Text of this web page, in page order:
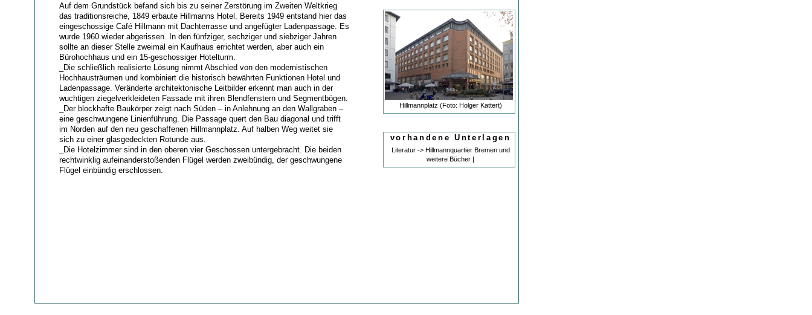
Hillmannplatz (Foto: Holger Kattert)
vorhandene Unterlagen
Literatur -> Hillmannquartier Bremen und
weitere Bücher |
Auf dem Grundstück befand sich bis zu seiner Zerstörung im Zweiten Weltkrieg
das traditionsreiche, 1849 erbaute Hillmanns Hotel. Bereits 1949 entstand hier das
eingeschossige Café Hillmann mit Dachterrasse und angefügter Ladenpassage. Es
wurde 1960 wieder abgerissen. In den fünfziger, sechziger und siebziger Jahren
sollte an dieser Stelle zweimal ein Kaufhaus errichtet werden, aber auch ein
Bürohochhaus und ein 15-geschossiger Hotelturm.
_Die schließlich realisierte Lösung nimmt Abschied von den modernistischen
Hochhausträumen und kombiniert die historisch bewährten Funktionen Hotel und
Ladenpassage. Veränderte architektonische Leitbilder erkennt man auch in der
wuchtigen ziegelverkleideten Fassade mit ihren Blendfenstern und Segmentbögen.
_Der blockhafte Baukörper zeigt nach Süden – in Anlehnung an den Wallgraben –
eine geschwungene Linienführung. Die Passage quert den Bau diagonal und trifft
im Norden auf den neu geschaffenen Hillmannplatz. Auf halben Weg weitet sie
sich zu einer glasgedeckten Rotunde aus.
_Die Hotelzimmer sind in den oberen vier Geschossen untergebracht. Die beiden
rechtwinklig aufeinanderstoßenden Flügel werden zweibündig, der geschwungene
Flügel einbündig erschlossen.